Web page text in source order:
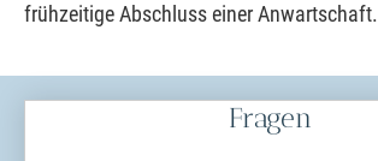
frühzeitige Abschluss einer Anwartschaft.
Fragen